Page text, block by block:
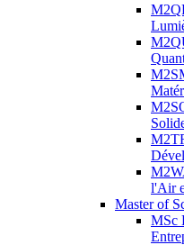
l'Air
Master of
MSc